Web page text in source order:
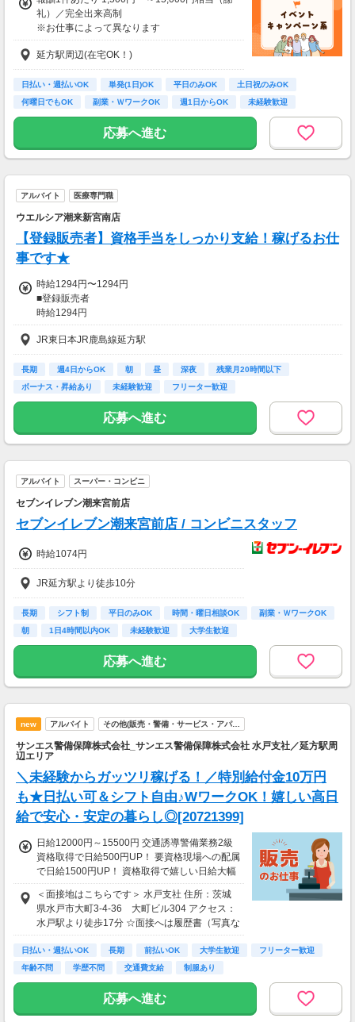
礼）／完全出来高制
※お仕事によって異なります
※アンケート回答後、内容確認・承認を経て謝
礼をお支払いします
【お仕事の一例】
◆ 美容サプリのお試しモニター
キレイになりながらポイントがもらえる、人気
のモニターです！
・所要時間：10～20分
・謝礼金 ：500PT（1P＝1円）＋商品提供あ
◆ コスメのお試しモニター
ュー！
美容好きにぴったりの、楽しみながらできるお
仕事です。
・案件数 ：10～20件
・所要時間：10～20分
・謝礼金 ：500PT（1P＝1円）＋商品提供あ
り
◆ 生活に役立つサービスの調査
保険相談・クレカ発行など、サービス体験後に
アンケートに回答するだけ！
・案件数 ：10～20件
・所要時間：1～2時間
電話セミナーに参加 & モニター応募完了で、A
mazonギフトカード2,000円分をプレゼント！
延方駅周辺(在宅OK！)
日払い・週払いOK 単発(1日)OK 平日のみOK
土日祝のみOK
何曜日でもOK
副業・ＷワークOK 週1日からOK
未経験歓迎
大学生歓迎
応募へ進む
アルバイト 医療専門職
ウエルシア潮来新宮南店
【登録販売者】資格手当をしっかり支給！稼げるお仕
事です★
時給1294円〜1294円
■登録販売者
時給1294円
【研修時給】
時給1234円
昇格に応じて＋20～200円昇給あり
※高校生は対象外
【交通費】
JR東日本JR鹿島線延方駅
長期 週4日からOK 朝 昼 深夜
残業月20時間以下
ボーナス・昇給あり
未経験歓迎 フリーター歓迎
応募へ進む
アルバイト スーパー・コンビニ
セブンイレブン潮来宮前店
セブンイレブン潮来宮前店 / コンビニスタッフ
時給1074円
JR延方駅より徒歩10分
長期 シフト制 平日のみOK 時間・曜日相談OK
副業・ＷワークOK
朝
1日4時間以内OK 未経験歓迎 大学生歓迎
応募へ進む
new アルバイト その他(販売・警備・サービス・アパ…
サンエス警備保障株式会社_サンエス警備保障株式会社 水戸支社／延方駅周
辺エリア
＼未経験からガッツリ稼げる！／特別給付金10万円
も★日払い可＆シフト自由♪WワークOK！嬉しい高日
給で安心・安定の暮らし◎[20721399]
日給12000円～15500円 交通誘導警備業務2級
資格取得で日給500円UP！ 要資格現場への配属
で日給1500円UP！ 資格取得で嬉しい日給大幅
UP☆ ＜サンエス警備保障特別給付金＞ 交通誘
導2級または指導教育責任者の資格をお持ちの
方には10万円を特別給付金としてプレゼント！
※30勤務で3万円、60勤務で7万円 ※規定あり
金をおろせる！ 仕事が終わってから給料をもら
いに行く手間は不要♪ ＜研修あり＞ ・資格なし
未経験者：研修20H 26250円 ※規定あり ・経
験1年以上（直近3年以内）：研修7H ※規定
あり └合計60000円支給（特別給付金の支給者
＜面接地はこちらです＞ 水戸支社 住所：茨城
県水戸市大町3-4-36 大町ビル304 アクセス：
水戸駅より徒歩17分 ☆面接へは履歴書（写真な
しでOK）をご持参ください。
日払い・週払いOK 長期 前払いOK 大学生歓迎
フリーター歓迎
年齢不問
学歴不問 交通費支給 制服あり
応募へ進む